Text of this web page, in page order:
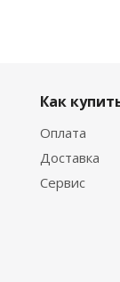
Как
Оплата
Доставка
Сервис